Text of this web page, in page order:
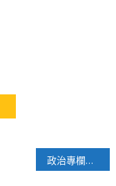
政治專欄》台灣已走向綠色民主專制